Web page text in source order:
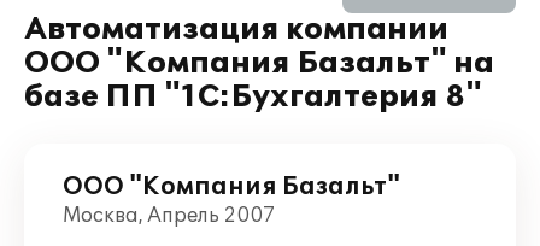
Автоматизация компании
ООО "Компания Базальт" на
базе ПП "1С:Бухгалтерия 8"
ООО "Компания Базальт"
Москва, Апрель 2007